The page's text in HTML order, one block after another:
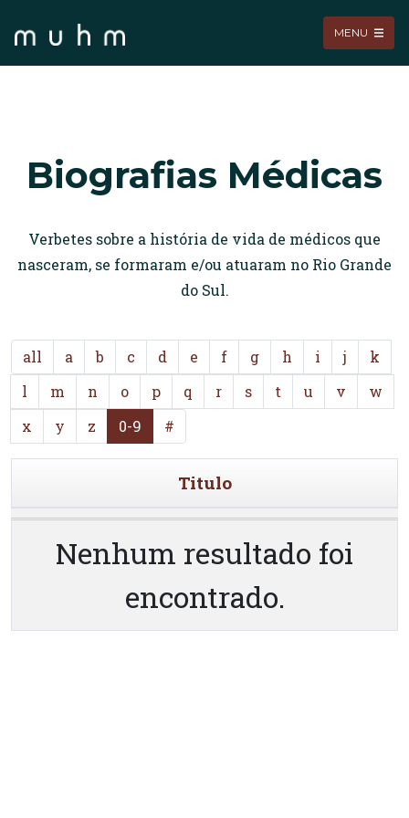
MENU
Biografias Médicas
Verbetes sobre a história de vida de médicos que
nasceram, se formaram e/ou atuaram no Rio Grande
do Sul.
all a b c d e f g h i j
k
l
m n o p q r s t u v
w
x
y z 0-9 #
Titulo
Nenhum resultado foi
encontrado.